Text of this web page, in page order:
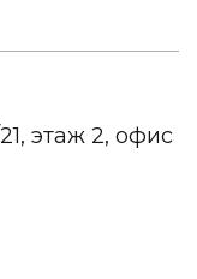
этаж 2, офис